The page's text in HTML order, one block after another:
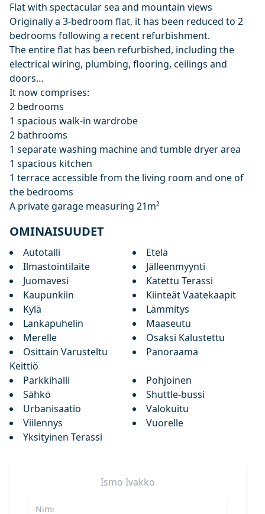
Flat with spectacular sea and mountain views
Originally a 3-bedroom flat, it has been reduced to 2
bedrooms following a recent refurbishment.
The entire flat has been refurbished, including the
electrical wiring, plumbing, flooring, ceilings and
doors…
It now comprises:
2 ‌bedrooms
1 ‌spacious ‌walk-in ‌wardrobe
2 ‌bathrooms
1 separate washing machine and ‌tumble ‌dryer ‌area
1 spacious kitchen
1 ‌terrace ‌accessible ‌from ‌the living ‌room ‌and one ‌of
‌the ‌bedrooms
A ‌private ‌garage ‌measuring ‌21m²
OMINAISUUDET
Autotalli
Etelä
Ilmastointilaite
Jälleenmyynti
Juomavesi
Katettu Terassi
Kaupunkiin
Kiinteät Vaatekaapit
Kylä
Lämmitys
Lankapuhelin
Maaseutu
Merelle
Osaksi Kalustettu
Osittain Varusteltu
Keittiö
Panoraama
Parkkihalli
Pohjoinen
Sähkö
Shuttle-bussi
Urbanisaatio
Valokuitu
Viilennys
Vuorelle
Yksityinen Terassi
Ismo Ivakko